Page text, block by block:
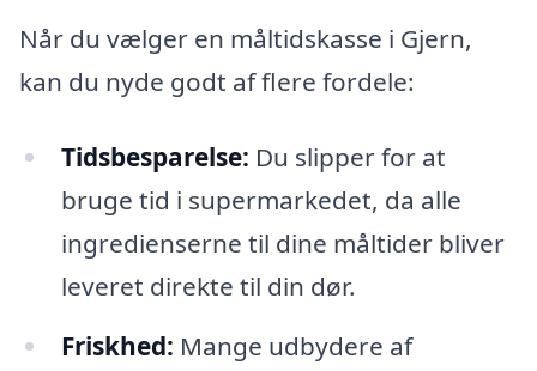
Når du vælger en måltidskasse i Gjern,
kan du nyde godt af flere fordele:
Tidsbesparelse: Du slipper for at
bruge tid i supermarkedet, da alle
ingredienserne til dine måltider bliver
leveret direkte til din dør.
Friskhed: Mange udbydere af